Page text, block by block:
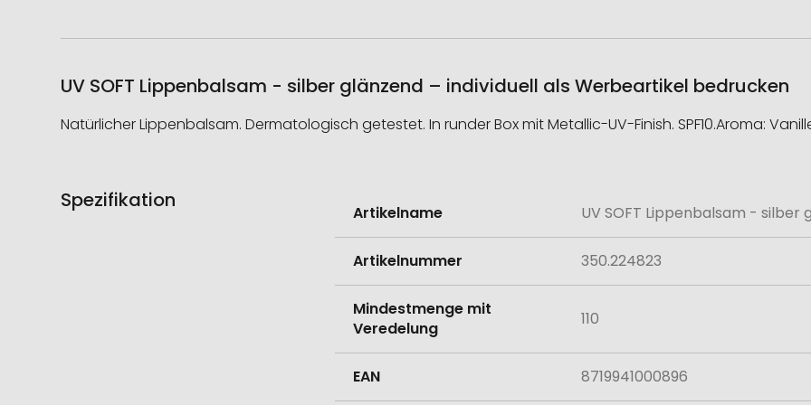
UV SOFT Lippenbalsam - silber glänzend – individuell als Werbeartikel bedrucken
Natürlicher Lippenbalsam. Dermatologisch getestet. In runder Box mit Metallic-UV-Finish. SPF10.Aroma:
Spezifikation
Informationen
Artikelname UV SOFT Lippenbalsam - silber
Artikelnummer 350.224823
Mindestmenge mit
Veredelung
110
EAN 8719941000896